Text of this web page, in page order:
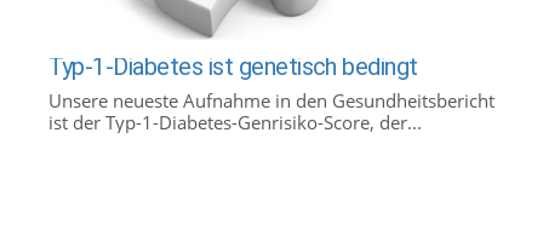
Typ-1-Diabetes ist genetisch bedingt
Unsere neueste Aufnahme in den Gesundheitsbericht
ist der Typ-1-Diabetes-Genrisiko-Score, der...